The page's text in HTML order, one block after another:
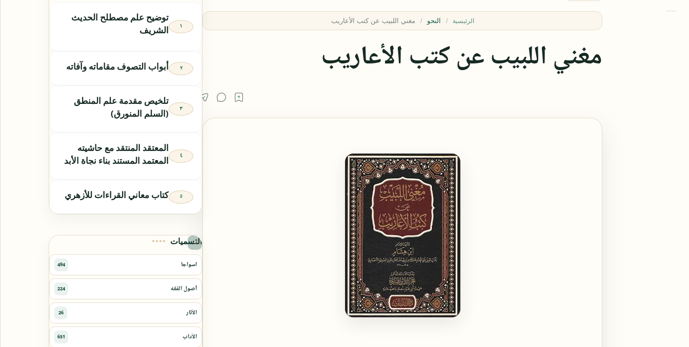
الرئيسية النحو
مغني اللبيب عن كتب الأعاريب
توضيح علم مصطلح الحديث
الشريف
أبواب التصوف مقاماته وآفاته
تلخيص مقدمة علم المنطق
(السلم المنورق)
المعتقد المنتقد مع حاشيته
المعتمد المستند بناء نجاة الأبد
كتاب معاني القراءات للأزهري
التسميات